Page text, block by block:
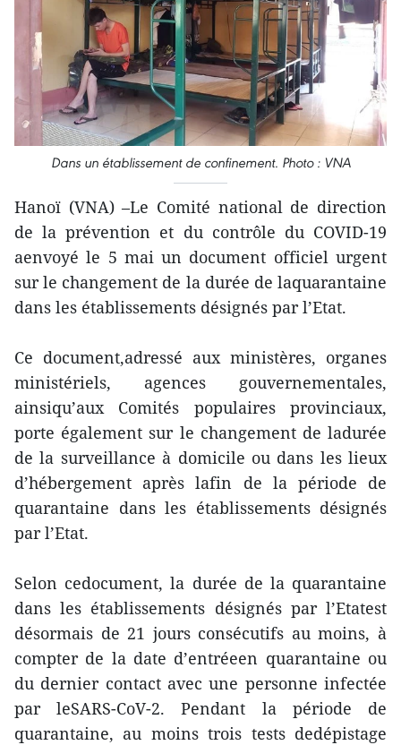
Dans un établissement de confinement. Photo : VNA
Hanoï (VNA) –Le Comité national de direction
de la prévention et du contrôle du COVID-19
aenvoyé le 5 mai un document officiel urgent
sur le changement de la durée de laquarantaine
dans les établissements désignés par l’Etat.
Ce document,adressé aux ministères, organes
ministériels, agences gouvernementales,
ainsiqu’aux Comités populaires provinciaux,
porte également sur le changement de ladurée
de la surveillance à domicile ou dans les lieux
d’hébergement après lafin de la période de
quarantaine dans les établissements désignés
par l’Etat.
Selon cedocument, la durée de la quarantaine
dans les établissements désignés par l’Etatest
désormais de 21 jours consécutifs au moins, à
compter de la date d’entréeen quarantaine ou
du dernier contact avec une personne infectée
par leSARS-CoV-2. Pendant la période de
quarantaine, au moins trois tests dedépistage